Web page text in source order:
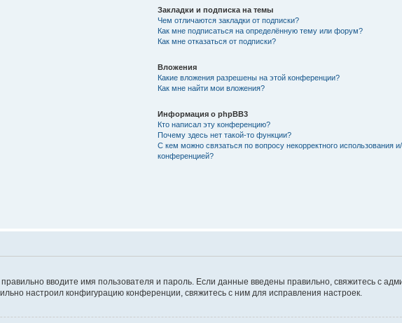
Закладки и подписка на темы
Чем отличаются закладки от подписки?
Как мне подписаться на определённую тему или форум?
Как мне отказаться от подписки?
Вложения
Какие вложения разрешены на этой конференции?
Как мне найти мои вложения?
Информация о phpBB3
Кто написал эту конференцию?
Почему здесь нет такой-то функции?
С кем можно связаться по вопросу некорректного использования
конференцией?
вводите имя пользователя и пароль. Если данные введены правильно, свяжитесь с
настроил конфигурацию конференции, свяжитесь с ним для исправления настроек.